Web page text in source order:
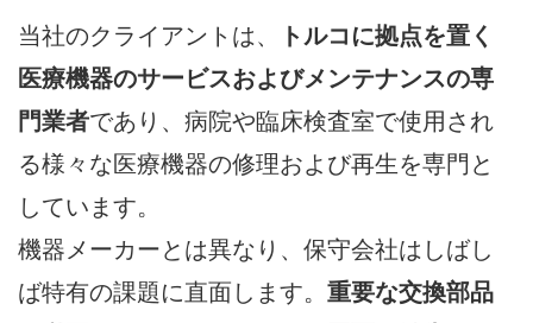
当社のクライアントは、
トルコに拠点を置く
医療機器のサービスおよびメンテナンスの専
門業者であり、病院や臨床検査室で使用され
る様々な医療機器の修理および再生を専門と
しています。
機器メーカーとは異なり、保守会社はしばし
ば特有の課題に直面します。 重要な交換部品